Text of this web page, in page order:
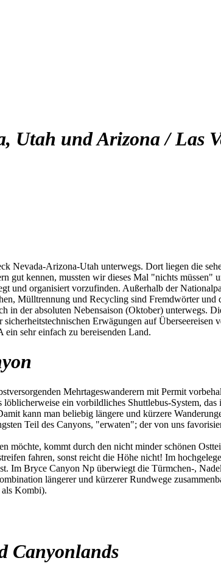
Utah und Arizona / Las
Nevada-Arizona-Utah unterwegs. Dort liegen die
gut kennen, mussten wir dieses Mal "nichts
und organisiert vorzufinden. Außerhalb der
Mülltrennung und Recycling sind Fremdwörter
in der absoluten Nebensaison (Oktober) unterwegs.
Erwägungen auf
sehr einfach zu bereisenden Land.
Mehrtageswanderern mit Permit
ein vorbildliches Shuttlebus-System,
kann man beliebig längere und kürzere
Teil des Canyons, "erwaten"; der von uns
kommt durch den nicht minder schönen
fahren, sonst reicht die Höhe nicht! Im
Im Bryce Canyon Np überwiegt die Türmchen-,
längerer und kürzerer Rundwege
Kombi).
Canyonlands